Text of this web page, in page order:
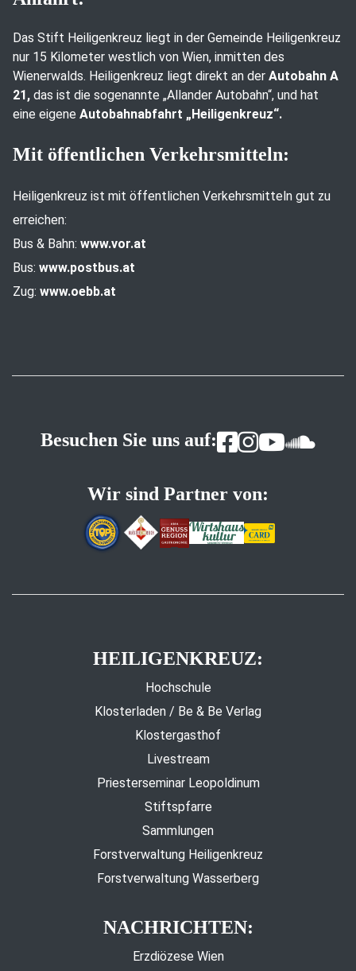
Das Stift Heiligenkreuz liegt in der Gemeinde Heiligenkreuz
nur 15 Kilometer westlich von Wien, inmitten des
Wienerwalds. Heiligenkreuz liegt direkt an der Autobahn A
21, das ist die sogenannte „Allander Autobahn“, und hat
eine eigene Autobahnabfahrt „Heiligenkreuz“.
Mit öffentlichen Verkehrsmitteln:
Heiligenkreuz ist mit öffentlichen Verkehrsmitteln gut zu
erreichen:
Bus & Bahn: www.vor.at
Bus: www.postbus.at
Zug: www.oebb.at
Besuchen Sie uns auf:
Wir sind Partner von:
HEILIGENKREUZ:
Hochschule
Klosterladen / Be & Be Verlag
Klostergasthof
Livestream
Priesterseminar Leopoldinum
Stiftspfarre
Sammlungen
Forstverwaltung Heiligenkreuz
Forstverwaltung Wasserberg
NACHRICHTEN:
Erzdiözese Wien